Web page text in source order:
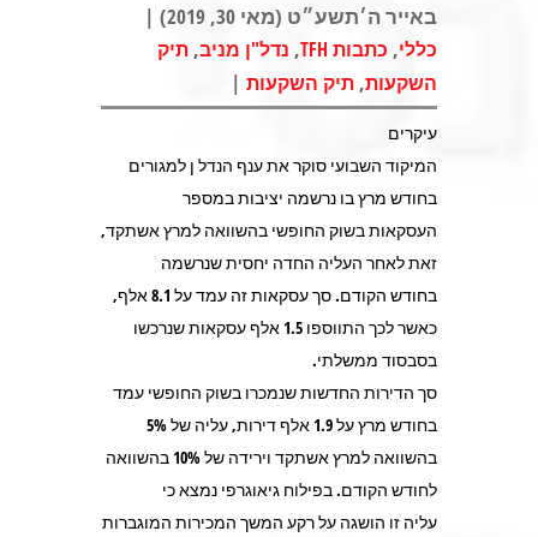
באייר ה׳תשע״ט (מאי 30, 2019) |
כללי, כתבות TFH , נדל"ן מניב, תיק
השקעות, תיק השקעות |
עיקרים
המיקוד השבועי סוקר את ענף הנדל ן למגורים
בחודש מרץ בו נרשמה יציבות במספר
העסקאות בשוק החופשי בהשוואה למרץ אשתקד,
זאת לאחר העליה החדה יחסית שנרשמה
בחודש הקודם. סך עסקאות זה עמד על 8.1 אלף,
כאשר לכך התווספו 1.5 אלף עסקאות שנרכשו
בסבסוד ממשלתי.
סך הדירות החדשות שנמכרו בשוק החופשי עמד
בחודש מרץ על 1.9 אלף דירות, עליה של 5%
בהשוואה למרץ אשתקד וירידה של 10% בהשוואה
לחודש הקודם. בפילוח גיאוגרפי נמצא כי
עליה זו הושגה על רקע המשך המכירות המוגברות